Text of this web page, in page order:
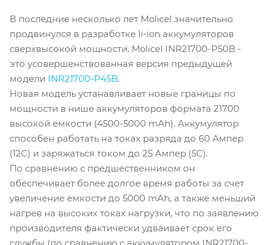
В последние несколько лет Molicel значительно
продвинулся в разработке li-ion аккумуляторов
сверхвысокой мощности. Molicel INR21700-P50B -
это усовершенствованная версия предыдущей
модели INR21700-P45B.
Новая модель устанавливает новые границы по
мощности в нише аккумуляторов формата 21700
высокой емкости (4500-5000 mAh). Аккумулятор
способен работать на токах разряда до 60 Ампер
(12С) и заряжаться током до 25 Ампер (5С).
По сравнению с предшественником он
обеспечивает более долгое время работы за счет
увеличение емкости до 5000 mAh, а также меньший
нагрев на высоких токах нагрузки, что по заявлению
производителя фактически удваивает срок его